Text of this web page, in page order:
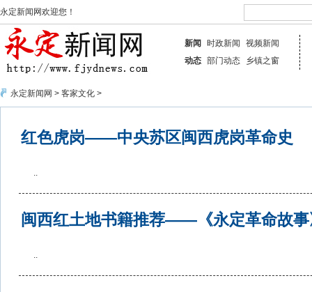
永定新闻网欢迎您！
新闻 时政新闻
视频新闻
动态 部门动态 乡镇之窗
永定新闻网 > 客家文化 >
红色虎岗——中央苏区闽西虎岗革命史
..
闽西红土地书籍推荐——《永定革命故事
..